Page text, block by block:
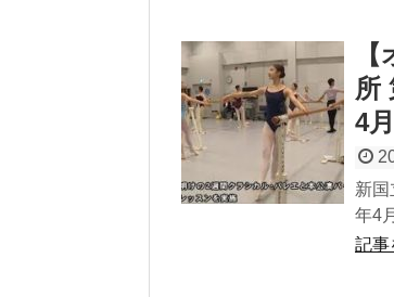
所
4
新
年4
記事